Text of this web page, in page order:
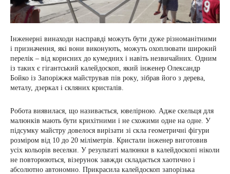
Інженерні винаходи насправді можуть бути дуже різноманітними
і призначення, які вони виконують, можуть охоплювати широкий
перелік – від корисних до кумедних і навіть незвичайних. Одним
із таких є гігантський калейдоскоп, який інженер Олександр
Бойко із Запоріжжя майстрував пів року, зібрав його з дерева,
металу, дзеркал і скляних кристалів.
Робота виявилася, що називається, ювелірною. Адже скельця для
малюнків мають бути крихітними і не схожими одне на одне. У
підсумку майстру довелося вирізати зі скла геометричні фігури
розміром від 10 до 20 міліметрів. Кристали інженер виготовив
усіх кольорів веселки. У результаті малюнки в калейдоскопі ніколи
не повторюються, візерунок завжди складається хаотично і
абсолютно автономно. Прикрасила калейдоскоп запорізька